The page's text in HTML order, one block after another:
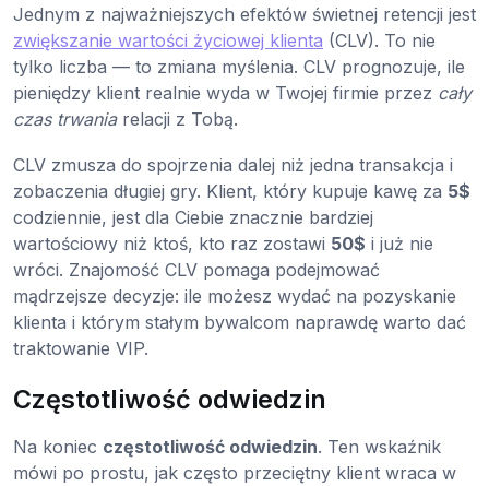
Jednym z najważniejszych efektów świetnej retencji jest
zwiększanie wartości życiowej klienta (CLV). To nie
tylko liczba — to zmiana myślenia. CLV prognozuje, ile
pieniędzy klient realnie wyda w Twojej firmie przez cały
czas trwaniarelacji z Tobą.
CLV zmusza do spojrzenia dalej niż jedna transakcja i
zobaczenia długiej gry. Klient, który kupuje kawę za 5$
codziennie, jest dla Ciebie znacznie bardziej
wartościowy niż ktoś, kto raz zostawi 50$ i już nie
wróci. Znajomość CLV pomaga podejmować
mądrzejsze decyzje: ile możesz wydać na pozyskanie
klienta i którym stałym bywalcom naprawdę warto dać
traktowanie VIP.
Częstotliwość odwiedzin
Na koniec częstotliwość odwiedzin. Ten wskaźnik
mówi po prostu, jak często przeciętny klient wraca w